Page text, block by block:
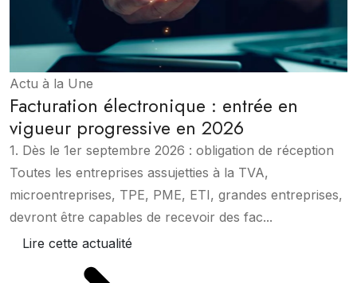
Actu à la Une
Facturation électronique : entrée en
vigueur progressive en 2026
1. Dès le 1er septembre 2026 : obligation de réception
Toutes les entreprises assujetties à la TVA,
microentreprises, TPE, PME, ETI, grandes entreprises,
devront être capables de recevoir des fac...
Lire cette actualité